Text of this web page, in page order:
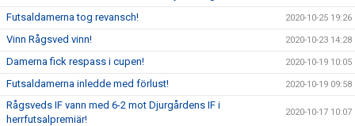
Futsaldamerna tog revansch! 2020-10-25 19:26
Vinn Rågsved vinn! 2020-10-23 14:28
Damerna fick respass i cupen! 2020-10-19 10:05
Futsaldamerna inledde med förlust! 2020-10-19 09:58
Rågsveds IF vann med 6-2 mot Djurgårdens IF i
herrfutsalpremiär!
2020-10-17 10:07